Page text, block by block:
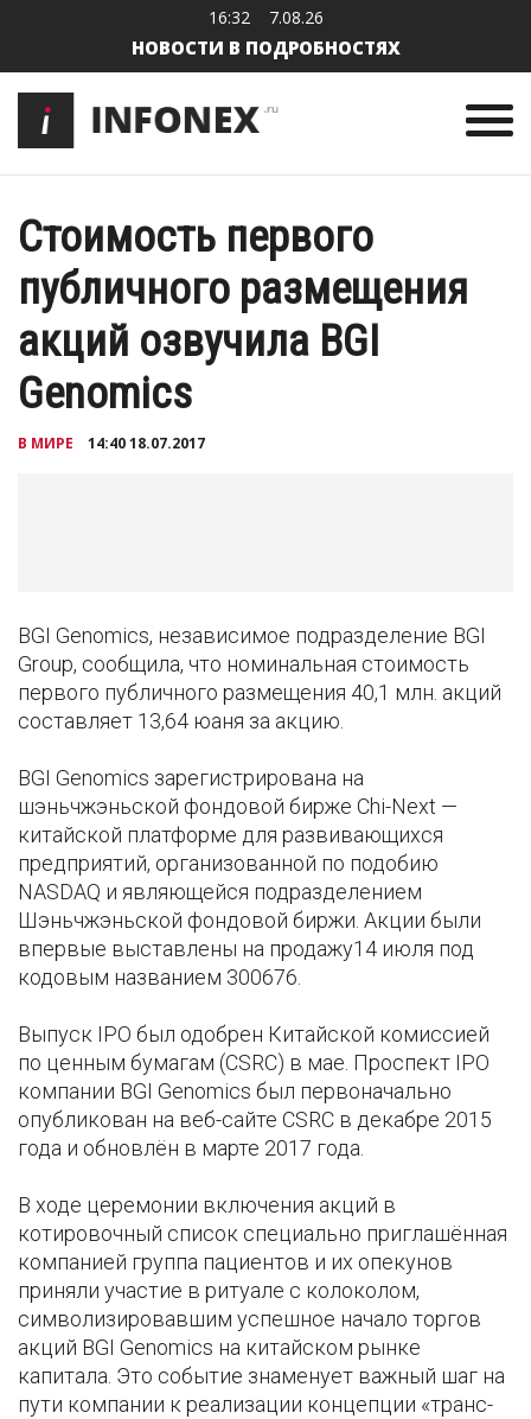
16:32 7.08.26
НОВОСТИ В ПОДРОБНОСТЯХ
Стоимость первого
публичного размещения
акций озвучила BGI
Genomics
В МИРЕ 14:40 18.07.2017
BGI Genomics, независимое подразделение BGI
Group, сообщила, что номинальная стоимость
первого публичного размещения 40,1 млн. акций
составляет 13,64 юаня за акцию.
BGI Genomics зарегистрирована на
шэньчжэньской фондовой бирже Chi-Next —
китайской платформе для развивающихся
предприятий, организованной по подобию
NASDAQ и являющейся подразделением
Шэньчжэньской фондовой биржи. Акции были
впервые выставлены на продажу14 июля под
кодовым названием 300676.
Выпуск IPO был одобрен Китайской комиссией
по ценным бумагам (CSRC) в мае. Проспект IPO
компании BGI Genomics был первоначально
опубликован на веб-сайте CSRC в декабре 2015
года и обновлён в марте 2017 года.
В ходе церемонии включения акций в
котировочный список специально приглашённая
компанией группа пациентов и их опекунов
приняли участие в ритуале с колоколом,
символизировавшим успешное начало торгов
акций BGI Genomics на китайском рынке
капитала. Это событие знаменует важный шаг на
пути компании к реализации концепции «транс-